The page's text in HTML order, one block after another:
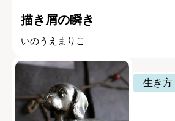
描き屑の瞬き
いのうえまりこ
生き方